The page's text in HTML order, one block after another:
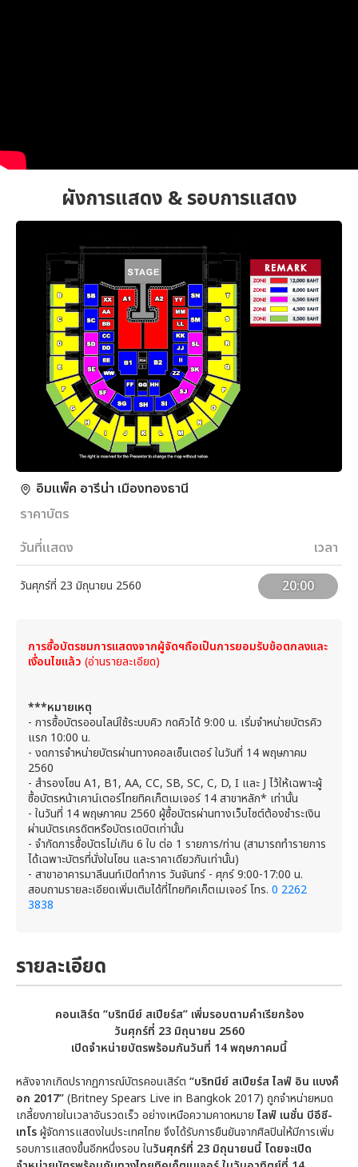
ผังการแสดง & รอบการแสดง
อิมแพ็ค อารีน่า เมืองทองธานี
ราคาบัตร
วันที่แสดง
เวลา
วันศุกร์ที่ 23 มิถุนายน 2560 20:00
การซื้อบัตรชมการแสดงจากผู้จัดฯ​ถือเป็นการยอมรับข้อตกลงและ
เงื่อนไขแล้ว (อ่านรายละเอียด)
***หมายเหตุ
- การซื้อบัตรออนไลน์ใช้ระบบคิว กดคิวได้ 9:00 น. เริ่มจำหน่ายบัตรคิว
แรก 10:00 น.
- งดการจำหน่ายบัตรผ่านทางคอลเซ็นเตอร์ ในวันที่ 14 พฤษภาคม
2560
- สำรองโซน A1, B1, AA, CC, SB, SC, C, D, I และ J ไว้ให้เฉพาะผู้
ซื้อบัตรหน้าเคาน์เตอร์ไทยทิคเก็ตเมเจอร์ 14 สาขาหลัก* เท่านั้น
- ในวันที่ 14 พฤษภาคม 2560 ผู้ซื้อบัตรผ่านทางเว็บไซต์ต้องชำระเงิน
ผ่านบัตรเครดิตหรือบัตรเดบิตเท่านั้น
- จำกัดการซื้อบัตรไม่เกิน 6 ใบ ต่อ 1 รายการ/ท่าน (สามารถทำรายการ
ได้เฉพาะบัตรที่นั่งในโซน และราคาเดียวกันเท่านั้น)
- สาขาอาคารมาลีนนท์เปิดทำการ วันจันทร์ - ศุกร์ 9:00-17:00 น.
สอบถามรายละเอียดเพิ่มเติมได้ที่ไทยทิคเก็ตเมเจอร์ โทร. 0 2262
3838
รายละเอียด
คอนเสิร์ต “บริทนีย์ สเปียร์ส” เพิ่มรอบตามคำเรียกร้อง
วันศุกร์ที่ 23 มิถุนายน 2560
เปิดจำหน่ายบัตรพร้อมกันวันที่ 14 พฤษภาคมนี้
หลังจากเกิดปรากฏการณ์บัตรคอนเสิร์ต “บริทนีย์ สเปียร์ส ไลฟ์ อิน แบงค็
อก 2017”(Britney Spears Live in Bangkok 2017) ถูกจำหน่ายหมด
เกลี้ยงภายในเวลาอันรวดเร็ว อย่างเหนือความคาดหมายไลฟ์ เนชั่น บีอีซี-
เทโรผู้จัดการแสดงในประเทศไทย จึงได้รับการยืนยันจากศิลปินให้มีการเพิ่ม
รอบการแสดงขึ้นอีกหนึ่งรอบ ในวันศุกร์ที่ 23 มิถุนายนนี้ โดยจะเปิด